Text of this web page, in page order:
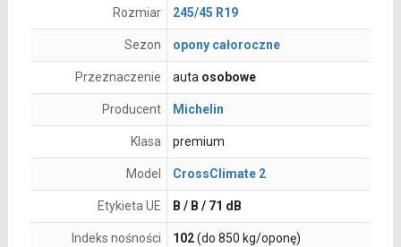
Rozmiar 245/45 R19
Sezon opony całoroczne
Przeznaczenie auta osobowe
Producent Michelin
Klasa premium
Model CrossClimate 2
Etykieta UE B / B / 71 dB
Indeks nośności 102(do 850 kg/oponę)